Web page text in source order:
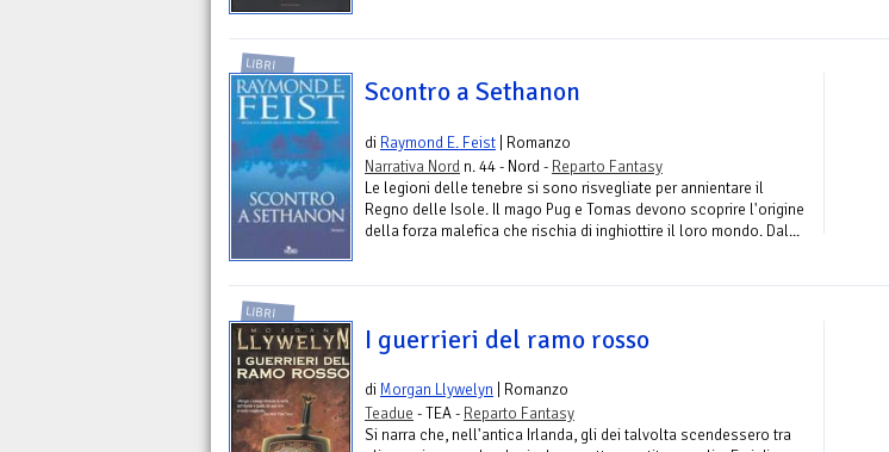
LIBRI
Scontro a Sethanon
di Raymond E. Feist | Romanzo
Narrativa Nord n. 44 - Nord - Reparto Fantasy
Le legioni delle tenebre si sono risvegliate per annientare il
Regno delle Isole. Il mago Pug e Tomas devono scoprire l'origine
della forza malefica che rischia di inghiottire il loro mondo. Dal...
LIBRI
I guerrieri del ramo rosso
di Morgan Llywelyn | Romanzo
Teadue - TEA - Reparto Fantasy
Si narra che, nell'antica Irlanda, gli dei talvolta scendessero tra